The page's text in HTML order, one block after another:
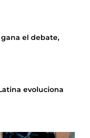
el debate,
evoluciona